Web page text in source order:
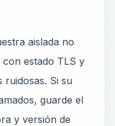
aislada no
estado TLS y
ruidosas. Si su
guarde el
y versión de